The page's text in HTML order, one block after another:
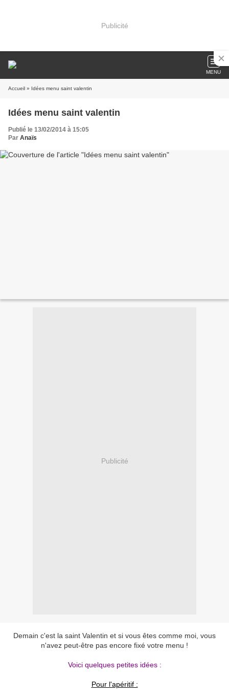
Publicité
MENU
Accueil » Idées menu saint valentin
Idées menu saint valentin
Publié le 13/02/2014 à 15:05
Par Anaïs
Publicité
Demain c'est la saint Valentin et si vous êtes comme moi, vous
n'avez peut-être pas encore fixé votre menu !
Voici quelques petites idées :
Pour l'apéritif :